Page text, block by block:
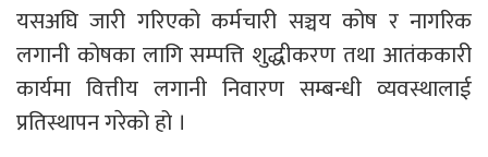
यसअघि जारी गरिएको कर्मचारी सञ्चय कोष र नागरिक
लगानी कोषका लागि सम्पत्ति शुद्धीकरण तथा आतंककारी
कार्यमा वित्तीय लगानी निवारण सम्बन्धी व्यवस्थालाई
प्रतिस्थापन गरेको हो ।